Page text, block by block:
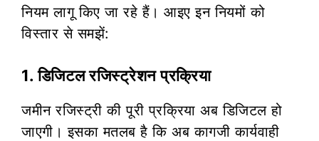
नियम लागू किए जा रहे हैं। आइए इन नियमों को
विस्तार से समझें:
1. डिजिटल रजिस्ट्रेशन प्रक्रिया
जमीन रजिस्ट्री की पूरी प्रक्रिया अब डिजिटल हो
जाएगी। इसका मतलब है कि अब कागजी कार्यवाही